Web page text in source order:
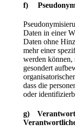
f)
Daten in einer
Daten ohne
mehr einer
werden können,
gesondert
dass die
oder
g)